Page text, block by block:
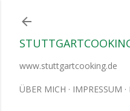
www.stuttgartcooking.de
ÜBER MICH IMPRESSUM